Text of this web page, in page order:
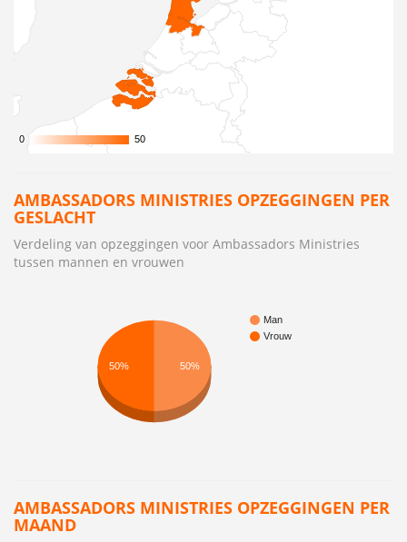
0
0 50
50
AMBASSADORS MINISTRIES OPZEGGINGEN PER
GESLACHT
Verdeling van opzeggingen voor Ambassadors Ministries
tussen mannen en vrouwen
Man
Vrouw
50% 50%
AMBASSADORS MINISTRIES OPZEGGINGEN PER
MAAND